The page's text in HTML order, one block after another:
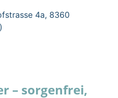
4a, 8360
– sorgenfrei,